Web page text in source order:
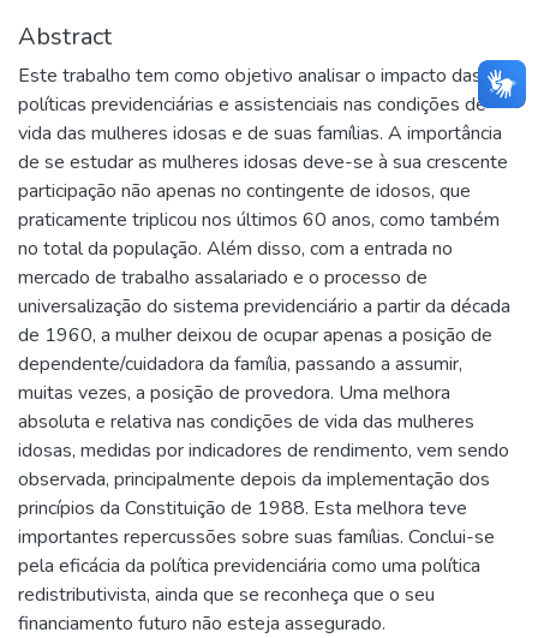
Abstract
Este trabalho tem como objetivo analisar o impacto das
políticas previdenciárias e assistenciais nas condições de
vida das mulheres idosas e de suas famílias. A importância
de se estudar as mulheres idosas deve-se à sua crescente
participação não apenas no contingente de idosos, que
praticamente triplicou nos últimos 60 anos, como também
no total da população. Além disso, com a entrada no
mercado de trabalho assalariado e o processo de
universalização do sistema previdenciário a partir da década
de 1960, a mulher deixou de ocupar apenas a posição de
dependente/cuidadora da família, passando a assumir,
muitas vezes, a posição de provedora. Uma melhora
absoluta e relativa nas condições de vida das mulheres
idosas, medidas por indicadores de rendimento, vem sendo
observada, principalmente depois da implementação dos
princípios da Constituição de 1988. Esta melhora teve
importantes repercussões sobre suas famílias. Conclui-se
pela eficácia da política previdenciária como uma política
redistributivista, ainda que se reconheça que o seu
financiamento futuro não esteja assegurado.